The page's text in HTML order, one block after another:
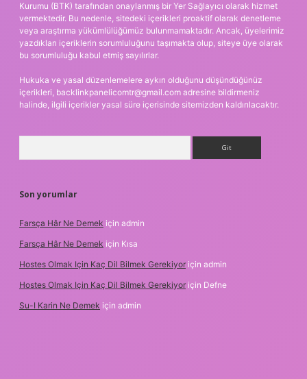
Kurumu (BTK) tarafından onaylanmış bir Yer Sağlayıcı olarak hizmet
vermektedir. Bu nedenle, sitedeki içerikleri proaktif olarak denetleme
veya araştırma yükümlülüğümüz bulunmamaktadır. Ancak, üyelerimiz
yazdıkları içeriklerin sorumluluğunu taşımakta olup, siteye üye olarak
bu sorumluluğu kabul etmiş sayılırlar.
Hukuka ve yasal düzenlemelere aykırı olduğunu düşündüğünüz
içerikleri, backlinkpanelicomtr@gmail.com adresine bildirmeniz
halinde, ilgili içerikler yasal süre içerisinde sitemizden kaldırılacaktır.
Son yorumlar
Farsça Hâr Ne Demek için admin
Farsça Hâr Ne Demek için Kısa
Hostes Olmak Için Kaç Dil Bilmek Gerekiyor için admin
Hostes Olmak Için Kaç Dil Bilmek Gerekiyor için Defne
Su-I Karin Ne Demek için admin